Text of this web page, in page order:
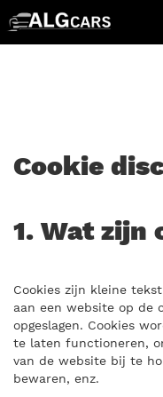
Cookie
1. Wat zijn
Cookies zijn kleine
aan een website op de
opgeslagen. Cookies
te laten functioneren,
van de website bij te
bewaren, enz.